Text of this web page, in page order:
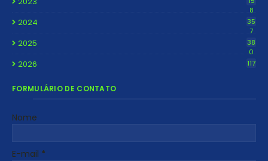
8
2024
35
7
2025
38
0
2026 117
FORMULÁRIO DE CONTATO
Nome
E-mail *